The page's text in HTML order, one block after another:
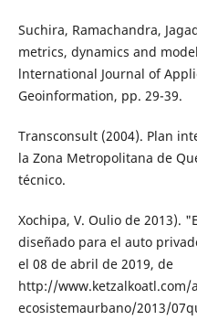
Suchira, Ramachandra,
metrics, dynamics and
lnternational Journal of
Geoinfor­mation, pp. 29-39.
Transconsult (2004). Plan
la Zona Metropolitana de
técnico.
Xochipa, V. Oulio de 2013).
diseñado para el auto
el 08 de abril de 2019, de
http://www.ketzalkoatl.com/
ecosistemaurbano/2013/